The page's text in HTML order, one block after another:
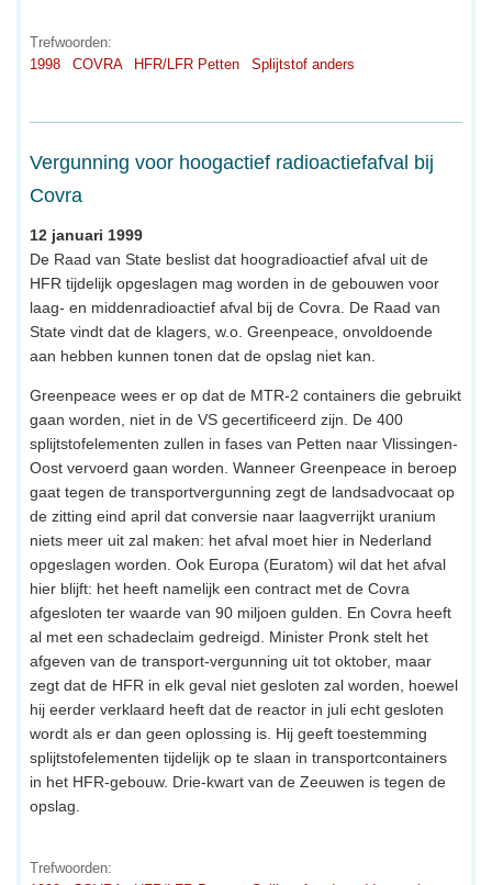
Trefwoorden:
1998
COVRA HFR/LFR Petten Splijtstof anders
Vergunning voor hoogactief radioactiefafval bij
Covra
12 januari 1999
De Raad van State beslist dat hoogradioactief afval uit de
HFR tijdelijk opgeslagen mag worden in de gebouwen voor
laag- en middenradioactief afval bij de Covra. De Raad van
State vindt dat de klagers, w.o. Greenpeace, onvoldoende
aan hebben kunnen tonen dat de opslag niet kan.
Greenpeace wees er op dat de MTR-2 containers die gebruikt
gaan worden, niet in de VS gecertificeerd zijn. De 400
splijtstofelementen zullen in fases van Petten naar Vlissingen-
Oost vervoerd gaan worden. Wanneer Greenpeace in beroep
gaat tegen de transportvergunning zegt de landsadvocaat op
de zitting eind april dat conversie naar laagverrijkt uranium
niets meer uit zal maken: het afval moet hier in Nederland
opgeslagen worden. Ook Europa (Euratom) wil dat het afval
hier blijft: het heeft namelijk een contract met de Covra
afgesloten ter waarde van 90 miljoen gulden. En Covra heeft
al met een schadeclaim gedreigd. Minister Pronk stelt het
afgeven van de transport-vergunning uit tot oktober, maar
zegt dat de HFR in elk geval niet gesloten zal worden, hoewel
hij eerder verklaard heeft dat de reactor in juli echt gesloten
wordt als er dan geen oplossing is. Hij geeft toestemming
splijtstofelementen tijdelijk op te slaan in transportcontainers
in het HFR-gebouw. Drie-kwart van de Zeeuwen is tegen de
opslag.
Trefwoorden: